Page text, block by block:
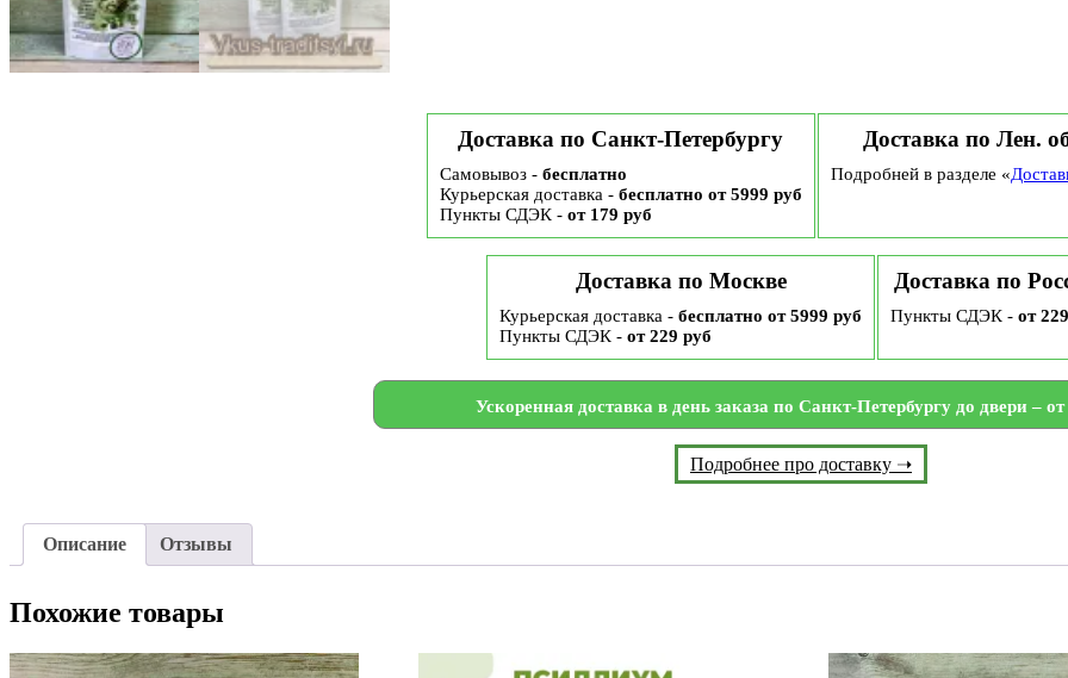
Доставка по Санкт-Петербургу
Самовывоз - бесплатно
Курьерская доставка - бесплатно от 5999 руб
Пункты СДЭК - от 179 руб
Доставка по Лен.
Подробней в разделе «
Доставка по Москве
Курьерская доставка - бесплатно от 5999 руб
Пункты СДЭК - от 229 руб
Доставка по
Пункты СДЭК - от
Ускоренная доставка в день заказа по Санкт-Петербургу до двери –
Подробнее про доставку ➝
Описание Отзывы
Похожие товары